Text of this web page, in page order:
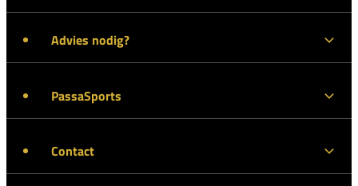
Advies nodig?
PassaSports
Contact